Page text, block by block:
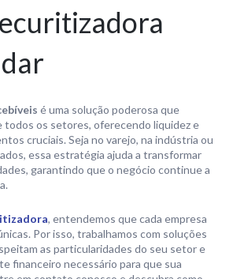
é uma solução poderosa que
todos os setores, oferecendo liquidez e
cruciais. Seja no varejo, na indústria ou
essa estratégia ajuda a transformar
garantindo que o negócio continue a
, entendemos que cada empresa
Por isso, trabalhamos com soluções
as particularidades do seu setor e
financeiro necessário para que sua